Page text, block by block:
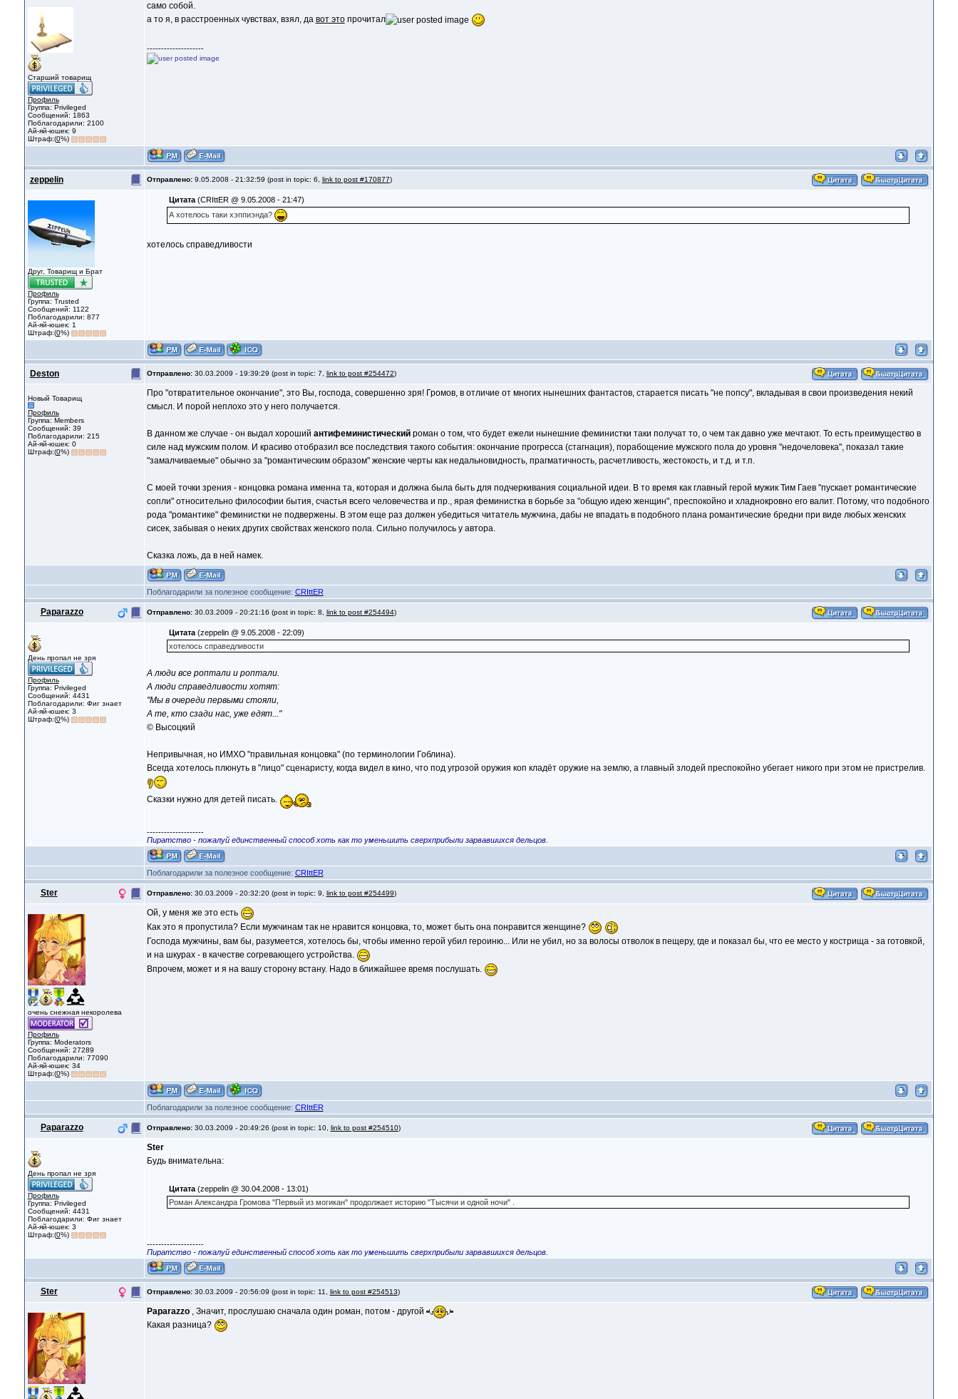
Старший товарищ
Профиль
Группа: Privileged
Сообщений: 1863
Поблагодарили: 2100
Ай-яй-юшек: 9
Штраф:(0%)
само собой.
а то я, в расстроенных чувствах, взял, да вот этопрочитал
--------------------
zeppelin Отправлено: 9.05.2008 - 21:32:59 (post in topic: 6, link to post #170877)
Друг, Товарищ и Брат
Профиль
Группа: Trusted
Сообщений: 1122
Поблагодарили: 877
Ай-яй-юшек: 1
Штраф:(0%)
Цитата (CRIttER @ 9.05.2008 - 21:47)
А хотелось таки хэппиэнда?
хотелось справедливости
Deston Отправлено: 30.03.2009 - 19:39:29 (post in topic: 7, link to post #254472)
Новый Товарищ
Профиль
Группа: Members
Сообщений: 39
Поблагодарили: 215
Ай-яй-юшек: 0
Штраф:(0%)
Про "отвратительное окончание", это Вы, господа, совершенно зря! Громов, в отличие от многих нынешних фантастов, старается писать "не попсу", вкладывая в свои произведения некий
смысл. И порой неплохо это у него получается.
В данном же случае - он выдал хороший антифеминистическийроман о том, что будет ежели нынешние феминистки таки получат то, о чем так давно уже мечтают. То есть преимущество в
силе над мужским полом. И красиво отобразил все последствия такого события: окончание прогресса (стагнация), порабощение мужского пола до уровня "недочеловека", показал такие
"замалчиваемые" обычно за "романтическим образом" женские черты как недальновидность, прагматичность, расчетливость, жестокость, и т.д. и т.п.
С моей точки зрения - концовка романа именна та, которая и должна была быть для подчеркивания социальной идеи. В то время как главный герой мужик Тим Гаев "пускает романтические
сопли" относительно философии бытия, счастья всего человечества и пр., ярая феминистка в борьбе за "общую идею женщин", преспокойно и хладнокровно его валит. Потому, что подобного
рода "романтике" феминистки не подвержены. В этом еще раз должен убедиться читатель мужчина, дабы не впадать в подобного плана романтические бредни при виде любых женских
сисек, забывая о неких других свойствах женского пола. Сильно получилось у автора.
Сказка ложь, да в ней намек.
Поблагодарили за полезное сообщение: CRIttER
Paparazzo Отправлено: 30.03.2009 - 20:21:16 (post in topic: 8, link to post #254494)
День пропал не зря
Профиль
Группа: Privileged
Сообщений: 4431
Поблагодарили: Фиг знает
Ай-яй-юшек: 3
Штраф:(0%)
Цитата (zeppelin @ 9.05.2008 - 22:09)
хотелось справедливости
А люди все роптали и роптали.
А люди справедливости хотят:
"Мы в очереди первыми стояли,
А те, кто сзади нас, уже едят..."
© Высоцкий
Непривычная, но ИМХО "правильная концовка" (по терминологии Гоблина).
Всегда хотелось плюнуть в "лицо" сценаристу, когда видел в кино, что под угрозой оружия коп кладёт оружие на землю, а главный злодей преспокойно убегает никого при этом не пристрелив.
Сказки нужно для детей писать.
--------------------
Пиратство - пожалуй единственный способ хоть как то уменьшить сверхприбыли зарвавшихся дельцов.
Поблагодарили за полезное сообщение: CRIttER
Ster Отправлено: 30.03.2009 - 20:32:20 (post in topic: 9, link to post #254499)
очень снежная некоролева
Профиль
Группа: Moderators
Сообщений: 27289
Поблагодарили: 77090
Ай-яй-юшек: 34
Штраф:(0%)
Ой, у меня же это есть
Как это я пропустила? Если мужчинам так не нравится концовка, то, может быть она понравится женщине?
Господа мужчины, вам бы, разумеется, хотелось бы, чтобы именно герой убил героиню... Или не убил, но за волосы отволок в пещеру, где и показал бы, что ее место у кострища - за готовкой,
и на шкурах - в качестве согревающего устройства.
Впрочем, может и я на вашу сторону встану. Надо в ближайшее время послушать.
Поблагодарили за полезное сообщение: CRIttER
Paparazzo Отправлено: 30.03.2009 - 20:49:26 (post in topic: 10, link to post #254510)
День пропал не зря
Профиль
Группа: Privileged
Сообщений: 4431
Поблагодарили: Фиг знает
Ай-яй-юшек: 3
Штраф:(0%)
Ster
Будь внимательна:
Цитата (zeppelin @ 30.04.2008 - 13:01)
Роман Александра Громова "Первый из могикан" продолжает историю "Тысячи и одной ночи" .
--------------------
Пиратство - пожалуй единственный способ хоть как то уменьшить сверхприбыли зарвавшихся дельцов.
Ster Отправлено: 30.03.2009 - 20:56:09 (post in topic: 11, link to post #254513)
Paparazzo, Значит, прослушаю сначала один роман, потом - другой
Какая разница?